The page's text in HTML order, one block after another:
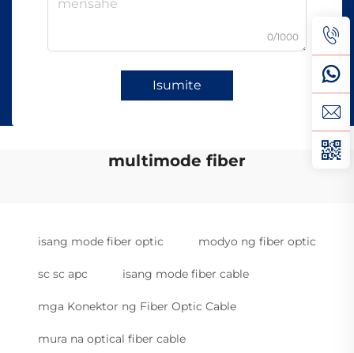
0/1000
Isumite
multimode fiber
isang mode fiber optic modyo ng fiber optic
sc sc apc isang mode fiber cable
mga Konektor ng Fiber Optic Cable
mura na optical fiber cable